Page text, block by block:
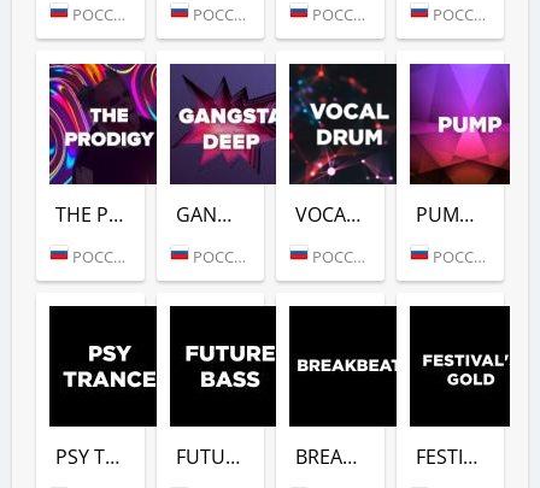
РОССИЯ (МОСКВА) РОССИЯ (МОСКВА) РОССИЯ (МОСКВА) РОССИЯ (МОСКВА)
THE PRODIGY (DFM)
РОССИЯ (МОСКВА)
GANGSTER DEEP (DFM)
РОССИЯ (МОСКВА)
VOCAL DRUM (DFM)
РОССИЯ (МОСКВА)
PUMP (DFM)
РОССИЯ (МОСКВА)
PSY TRANCE (DFM) FUTURE BASS (DFM) BREAKBEAT (DFM) FESTIVALS GOLD (DFM)